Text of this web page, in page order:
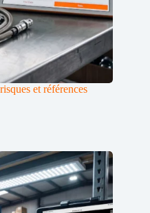
et références